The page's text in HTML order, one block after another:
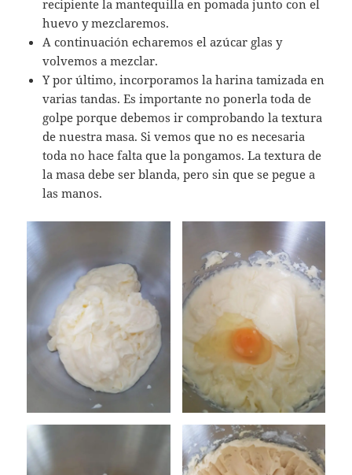
recipiente la mantequilla en pomada junto con el
huevo y mezclaremos.
A continuación echaremos el azúcar glas y
volvemos a mezclar.
Y por último, incorporamos la harina tamizada en
varias tandas. Es importante no ponerla toda de
golpe porque debemos ir comprobando la textura
de nuestra masa. Si vemos que no es necesaria
toda no hace falta que la pongamos. La textura de
la masa debe ser blanda, pero sin que se pegue a
las manos.